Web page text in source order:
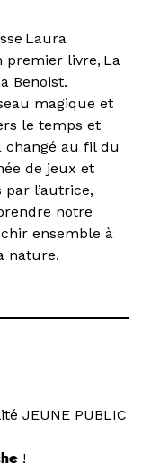
Laura
premier livre, La
Benoist.
magique et
le temps et
au fil du
de jeux et
l’autrice,
notre
ensemble à
nature.
JEUNE PUBLIC
!